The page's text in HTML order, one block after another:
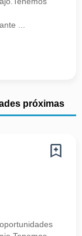
...
próximas